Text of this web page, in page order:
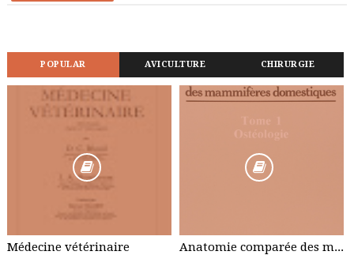
POPULAR AVICULTURE CHIRURGIE
Médecine vétérinaire Anatomie comparée des mammifères domestiques : Tome 1, Ostéologie